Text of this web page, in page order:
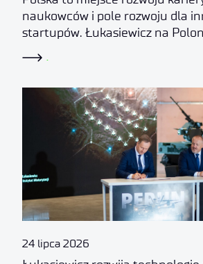
naukowców i pole rozwoju dla
startupów. Łukasiewicz na
24 lipca 2026